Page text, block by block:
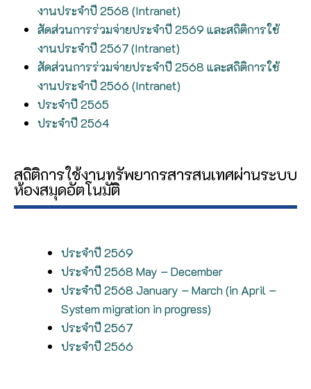
งานประจำปี 2568 (Intranet)
สัดส่วนการร่วมจ่ายประจำปี 2569 และสถิติการใช้
งานประจำปี 2567 (Intranet)
สัดส่วนการร่วมจ่ายประจำปี 2568 และสถิติการใช้
งานประจำปี 2566 (Intranet)
ประจำปี 2565
ประจำปี 2564
สถิติการใช้งานทรัพยากรสารสนเทศผ่านระบบ
ห้องสมุดอัตโนมัติ
ประจำปี 2569
ประจำปี 2568 May – December
ประจำปี 2568 January – March (in April –
System migration in progress)
ประจำปี 2567
ประจำปี 2566